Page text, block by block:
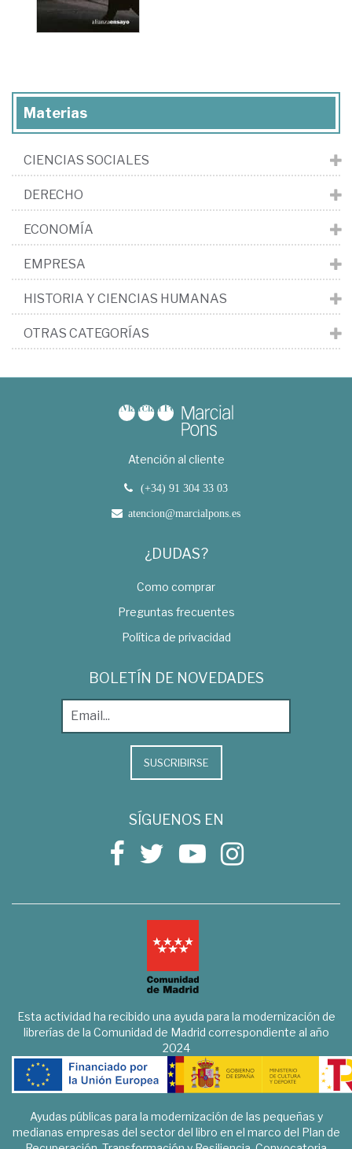
Materias
CIENCIAS SOCIALES
DERECHO
ECONOMÍA
EMPRESA
HISTORIA Y CIENCIAS HUMANAS
OTRAS CATEGORÍAS
Atención al cliente
(+34) 91 304 33 03
atencion@marcialpons.es
¿DUDAS?
Como comprar
Preguntas frecuentes
Política de privacidad
BOLETÍN DE NOVEDADES
SUSCRIBIRSE
SÍGUENOS EN
Esta actividad ha recibido una ayuda para la modernización de
librerías de la Comunidad de Madrid correspondiente al año
2024
Ayudas públicas para la modernización de las pequeñas y
medianas empresas del sector del libro en el marco del Plan de